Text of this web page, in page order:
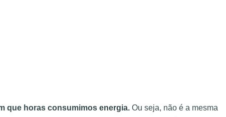
que horas consumimos energia. Ou seja, não é a mesma